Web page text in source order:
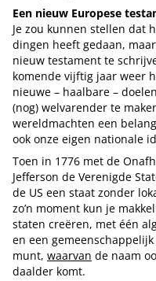
Een nieuw Europese
Je zou kunnen stellen dat
dingen heeft gedaan,
nieuw testament te
komende vijftig jaar weer
nieuwe – haalbare –
(nog) welvarender te
wereldmachten een
ook onze eigen nationale
Toen in 1776 met de
Jefferson de Verenigde
de US een staat zonder
zo’n moment kun je
staten creëren, met één
en een
munt, waarvan de naam
daalder komt.